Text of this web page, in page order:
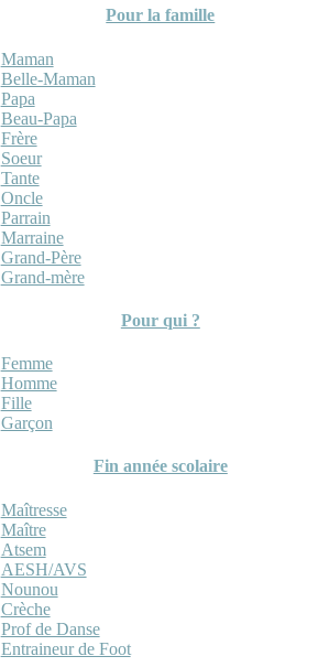
Pour la famille
Maman
Belle-Maman
Papa
Beau-Papa
Frère
Soeur
Tante
Oncle
Parrain
Marraine
Grand-Père
Grand-mère
Pour qui ?
Femme
Homme
Fille
Garçon
Fin année scolaire
Maîtresse
Maître
Atsem
AESH/AVS
Nounou
Crèche
Prof de Danse
Entraineur de Foot